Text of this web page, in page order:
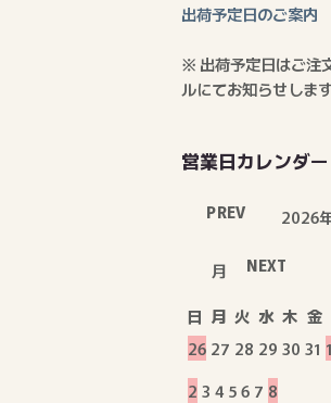
出荷予定日のご案内
※ 出荷予定日はご注
ルにてお知らせします
営業日カレンダー
PREV 2026
月 NEXT
日 月 火 水 木 金
26 27 28 29 30 31 1
2 3 4 56 7 8